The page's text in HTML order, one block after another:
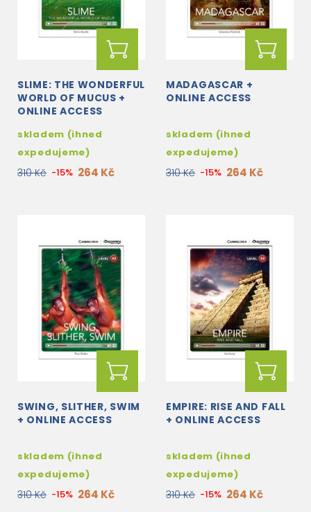
SLIME: THE WONDERFUL
WORLD OF MUCUS +
ONLINE ACCESS
skladem (ihned
expedujeme)
310 Kč -15% 264 Kč
MADAGASCAR +
ONLINE ACCESS
skladem (ihned
expedujeme)
310 Kč -15% 264 Kč
SWING, SLITHER, SWIM
+ ONLINE ACCESS
skladem (ihned
expedujeme)
310 Kč -15% 264 Kč
EMPIRE: RISE AND FALL
+ ONLINE ACCESS
skladem (ihned
expedujeme)
310 Kč -15% 264 Kč